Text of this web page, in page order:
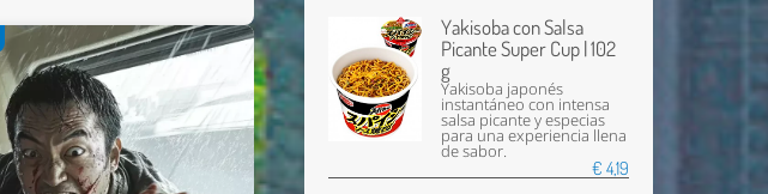
Yakisoba con Salsa
Picante Super Cup | 102
g
Yakisoba japonés
instantáneo con intensa
salsa picante y especias
para una experiencia llena
de sabor.
€ 4,19
Enviar